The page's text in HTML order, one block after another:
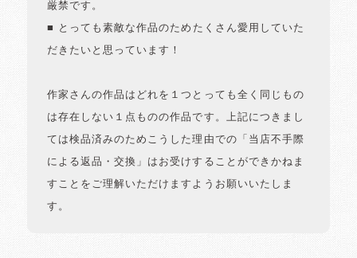
厳禁です。
■ とっても素敵な作品のためたくさん愛用していた
だきたいと思っています！
作家さんの作品はどれを１つとっても全く同じもの
は存在しない１点ものの作品です。上記につきまし
ては検品済みのためこうした理由での「当店不手際
による返品・交換」はお受けすることができかねま
すことをご理解いただけますようお願いいたしま
す。